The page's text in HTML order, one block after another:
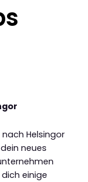
Helsingor
neues
einige